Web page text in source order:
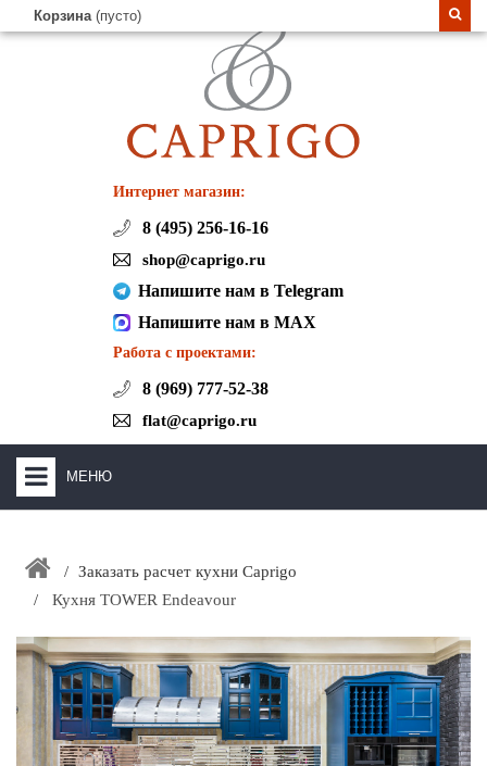
Корзина (пусто)
Интернет магазин:
8 (495) 256-16-16
shop@caprigo.ru
Напишите нам в Telegram
Напишите нам в MAX
Работа с проектами:
8 (969) 777-52-38
flat@caprigo.ru
МЕНЮ
ЗАКАЗАТЬ РАСЧЕТ КУХНИ CAPRIGO
+
КАТАЛОГ МЕБЕЛИ ДЛЯ ВАННОЙ КОМНАТЫ
+
САНТЕХНИКА
ДОСТАВКА И ВОЗВРАТ
Заказать расчет кухни Caprigo
Кухня TOWER Endeavour